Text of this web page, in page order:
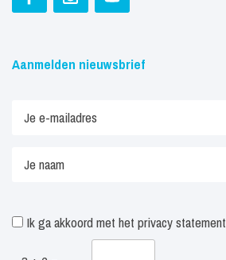
Aanmelden nieuwsbrief
Ik ga akkoord met het privacy statement